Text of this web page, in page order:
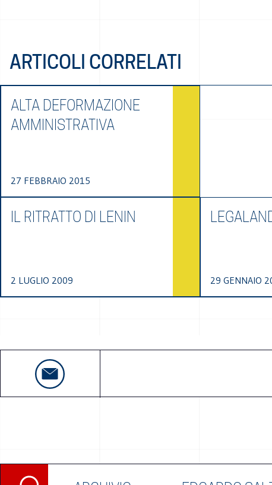
ARTICOLI CORRELATI
ALTA DEFORMAZIONE
AMMINISTRATIVA
27 FEBBRAIO 2015
IL RITRATTO DI LENIN
2 LUGLIO 2009 29 GENNAIO